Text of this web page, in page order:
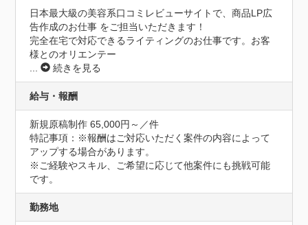
日本最大級の美容系口コミレビューサイトで、商品LP広
告作成のお仕事 をご担当いただきます！
完全在宅で対応できるライティングのお仕事です。お客
様とのオリエンテー
...
続きを見る
給与・報酬
新規原稿制作 65,000円～／件
特記事項：※報酬はご対応いただく案件の内容によって
アップする場合があります。
※ご経験やスキル、ご希望に応じて他案件にも挑戦可能
です。
勤務地